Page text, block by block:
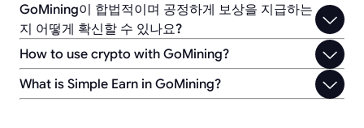
GoMining이 합법적이며 공정하게 보상을 지급하는
지 어떻게 확신할 수 있나요?
How to use crypto with GoMining?
What is Simple Earn in GoMining?